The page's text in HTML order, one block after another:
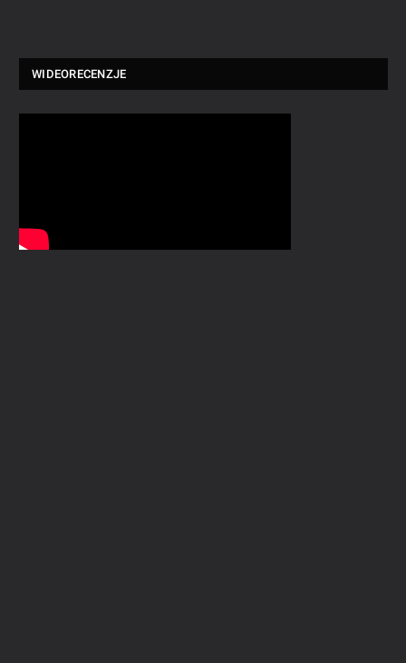
WIDEORECENZJE